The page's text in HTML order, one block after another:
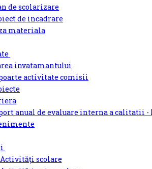
de scolarizare
de incadrare
materiala
invatamantului
activitate comisii
anual de evaluare interna a calitatii -
Activități scolare